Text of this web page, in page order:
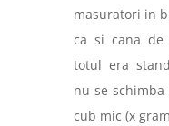
masuratori in
ca si cana
totul era
nu se
cub mic (x